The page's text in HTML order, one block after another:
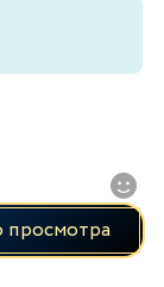
просмотра